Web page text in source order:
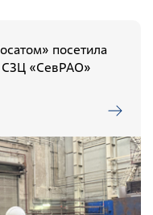
посетила
СЗЦ «СевРАО»
на